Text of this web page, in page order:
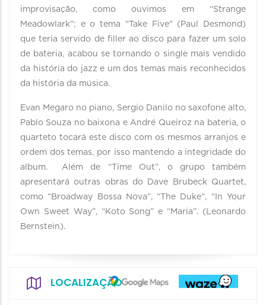
improvisação, como ouvimos em “Strange
Meadowlark”; e o tema "Take Five" (Paul Desmond)
que teria servido de filler ao disco para fazer um solo
de bateria, acabou se tornando o single mais vendido
da história do jazz e um dos temas mais reconhecidos
da história da música.
Evan Megaro no piano, Sergio Danilo no saxofone alto,
Pablo Souza no baixona e André Queiroz na bateria, o
quarteto tocará este disco com os mesmos arranjos e
ordem dos temas, por isso mantendo a integridade do
album. Além de “Time Out”, o grupo também
apresentará outras obras do Dave Brubeck Quartet,
como “Broadway Bossa Nova”, “The Duke”, “In Your
Own Sweet Way”, “Koto Song” e “Maria”. (Leonardo
Bernstein).
LOCALIZAÇÃO